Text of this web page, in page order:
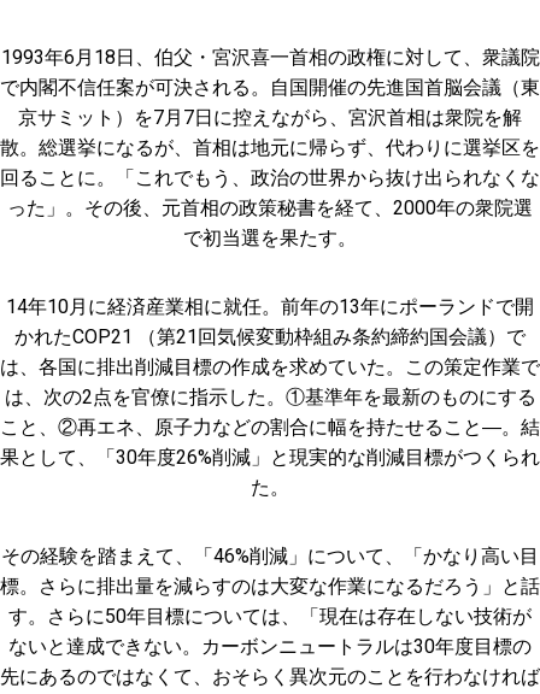
1993年6月18日、伯父・宮沢喜一首相の政権に対して、衆議院
で内閣不信任案が可決される。自国開催の先進国首脳会議（東
京サミット）を7月7日に控えながら、宮沢首相は衆院を解
散。総選挙になるが、首相は地元に帰らず、代わりに選挙区を
回ることに。「これでもう、政治の世界から抜け出られなくな
った」。その後、元首相の政策秘書を経て、2000年の衆院選
で初当選を果たす。
14年10月に経済産業相に就任。前年の13年にポーランドで開
かれたCOP21 （第21回気候変動枠組み条約締約国会議）で
は、各国に排出削減目標の作成を求めていた。この策定作業で
は、次の2点を官僚に指示した。①基準年を最新のものにする
こと、②再エネ、原子力などの割合に幅を持たせること―。結
果として、「30年度26%削減」と現実的な削減目標がつくられ
た。
その経験を踏まえて、「46%削減」について、「かなり高い目
標。さらに排出量を減らすのは大変な作業になるだろう」と話
す。さらに50年目標については、「現在は存在しない技術が
ないと達成できない。カーボンニュートラルは30年度目標の
先にあるのではなくて、おそらく異次元のことを行わなければ